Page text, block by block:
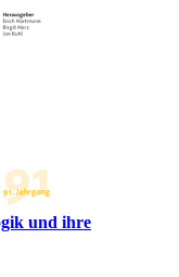
und ihre